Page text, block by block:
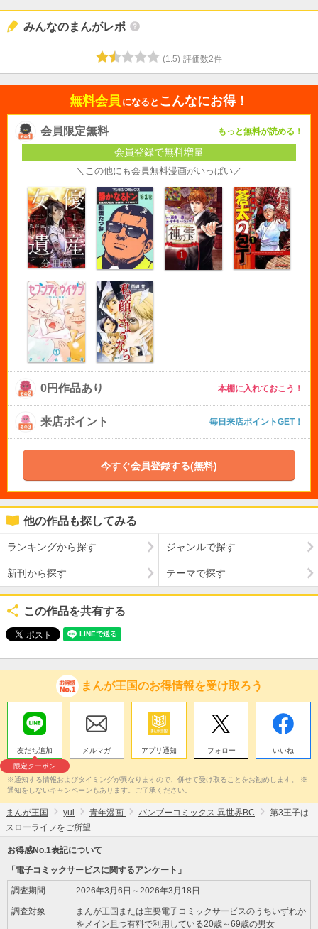
みんなのまんがレポ
(1.5) 評価数2件
無料会員 になると こんなにお得！
会員限定無料 もっと無料が読める！
会員登録で無料増量
＼この他にも会員無料漫画がいっぱい／
0円作品あり 本棚に入れておこう！
来店ポイント 毎日来店ポイントGET！
今すぐ会員登録する(無料)
他の作品も探してみる
ランキングから探す ジャンルで探す
新刊から探す テーマで探す
この作品を共有する
まんが王国のお得情報を受け取ろう
友だち追加
限定クーポン
メルマガ アプリ通知 フォロー いいね
※通知する情報およびタイミングが異なりますので、併せて受け取ることをお勧めします。 ※
通知をしないキャンペーンもあります。ご了承ください。
まんが王国 yui 青年漫画 バンブーコミックス 異世界BC
第3王子は
スローライフをご所望
お得感No.1表記について
「電子コミックサービスに関するアンケート」
調査期間 2026年3月6日～2026年3月18日
調査対象
まんが王国または主要電子コミックサービスのうちいずれか
をメイン且つ有料で利用している20歳～69歳の男女